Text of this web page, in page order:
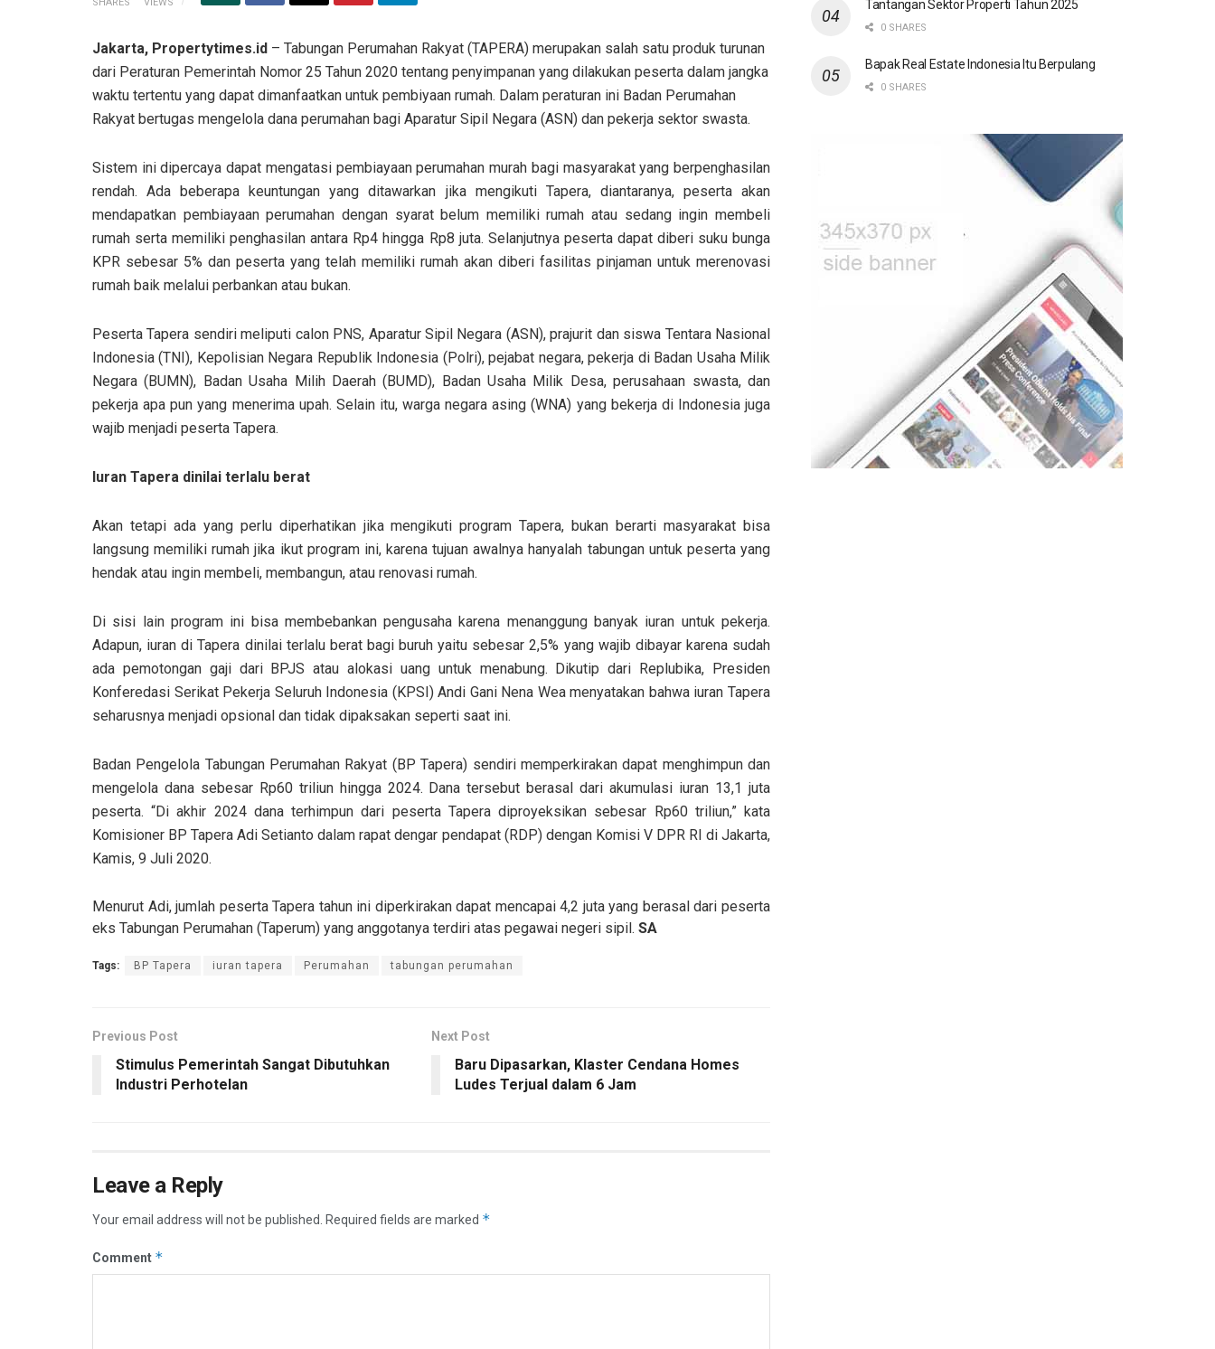
Jakarta, Propertytimes.id – Tabungan Perumahan Rakyat (TAPERA) merupakan salah satu produk turunan
dari Peraturan Pemerintah Nomor 25 Tahun 2020 tentang penyimpanan yang dilakukan peserta dalam jangka
waktu tertentu yang dapat dimanfaatkan untuk pembiyaan rumah. Dalam peraturan ini Badan Perumahan
Rakyat bertugas mengelola dana perumahan bagi Aparatur Sipil Negara (ASN) dan pekerja sektor swasta.
Sistem ini dipercaya dapat mengatasi pembiayaan perumahan murah bagi masyarakat yang berpenghasilan
rendah. Ada beberapa keuntungan yang ditawarkan jika mengikuti Tapera, diantaranya, peserta akan
mendapatkan pembiayaan perumahan dengan syarat belum memiliki rumah atau sedang ingin membeli
rumah sertamemiliki penghasilan antara Rp4 hingga Rp8 juta. Selanjutnya peserta dapat diberi suku bunga
KPR sebesar 5% dan peserta yang telah memiliki rumah akan diberi fasilitas pinjaman untuk merenovasi
rumah baik melalui perbankan atau bukan.
Peserta Tapera sendiri meliputi calon PNS, Aparatur Sipil Negara (ASN), prajurit dan siswa Tentara Nasional
Indonesia (TNI), Kepolisian Negara Republik Indonesia (Polri), pejabat negara, pekerja di Badan Usaha Milik
Negara (BUMN), Badan Usaha Milih Daerah (BUMD), Badan Usaha Milik Desa, perusahaan swasta, dan
pekerja apa pun yang menerima upah. Selain itu, warga negara asing (WNA) yang bekerja di Indonesia juga
wajib menjadi peserta Tapera.
Iuran Tapera dinilai terlalu berat
Akan tetapi ada yang perlu diperhatikan jika mengikuti program Tapera, bukan berarti masyarakat bisa
langsung memiliki rumah jika ikut program ini, karena tujuan awalnya hanyalah tabungan untuk peserta yang
hendak atau ingin membeli, membangun, atau renovasi rumah.
Di sisi lain program ini bisa membebankan pengusaha karena menanggung banyak iuran untuk pekerja.
Adapun, iuran di Tapera dinilai terlalu berat bagi buruh yaitu sebesar 2,5% yang wajib dibayar karena sudah
ada pemotongan gaji dari BPJS atau alokasi uang untuk menabung. Dikutip dari Replubika, Presiden
Konferedasi Serikat Pekerja Seluruh Indonesia (KPSI) Andi Gani Nena Wea menyatakan bahwa iuran Tapera
seharusnya menjadi opsional dan tidak dipaksakan seperti saat ini.
Badan Pengelola Tabungan Perumahan Rakyat (BP Tapera) sendiri memperkirakan dapat menghimpun dan
mengelola dana sebesar Rp60 triliun hingga 2024. Dana tersebut berasal dari akumulasi iuran 13,1 juta
peserta. “Di akhir 2024 dana terhimpun dari peserta Tapera diproyeksikan sebesar Rp60 triliun,” kata
Komisioner BP Tapera Adi Setianto dalam rapat dengar pendapat (RDP) dengan Komisi V DPR RI di Jakarta,
Kamis, 9 Juli 2020.
Menurut Adi, jumlah peserta Tapera tahun ini diperkirakan dapat mencapai 4,2 juta yang berasal dari peserta
eks Tabungan Perumahan (Taperum) yang anggotanya terdiri atas pegawai negeri sipil. SA
Tags: BP Tapera iuran tapera Perumahan tabungan perumahan
Previous Post
Stimulus Pemerintah Sangat Dibutuhkan
Industri Perhotelan
Next Post
Baru Dipasarkan, Klaster Cendana Homes
Ludes Terjual dalam 6 Jam
Leave a Reply
Your email address will not be published. Required fields are marked *
Comment *
Tantangan Sektor Properti Tahun 2025
0 SHARES
Bapak Real Estate Indonesia Itu Berpulang
0 SHARES